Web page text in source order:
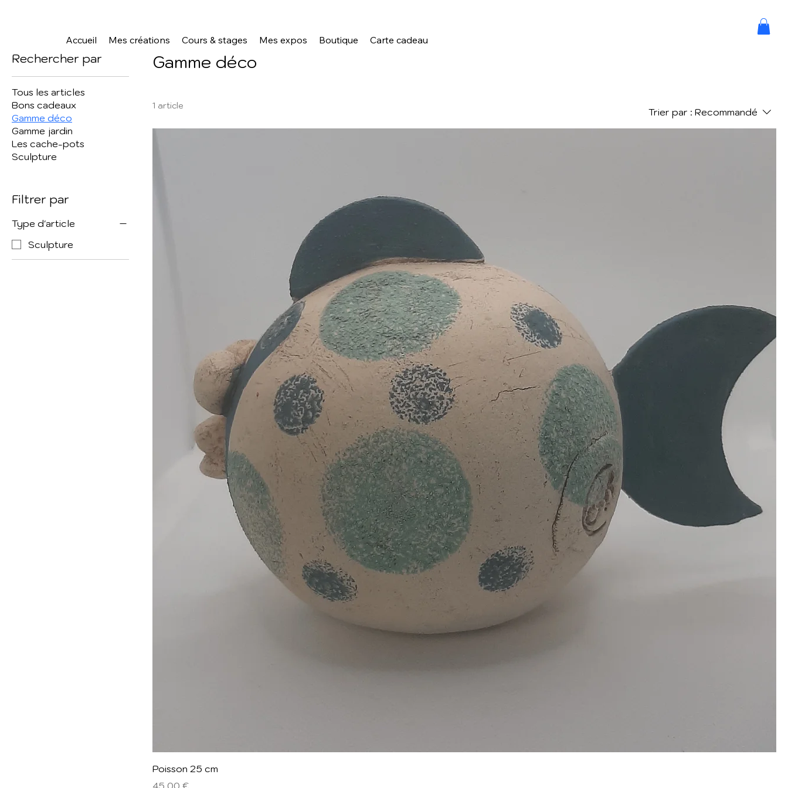
Accueil Mes créations Cours & stages Mes expos Boutique Carte cadeau
Rechercher par
Tous les articles
Bons cadeaux
Gamme déco
Gamme jardin
Les cache-pots
Sculpture
Filtrer par
Type d'article
Sculpture
Gamme déco
1 article
Trier par : Recommandé
Poisson 25 cm
Prix
45,00 €